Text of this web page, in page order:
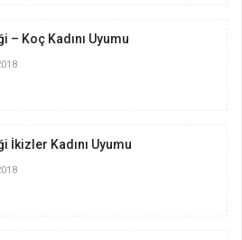
– Koç Kadını Uyumu
İkizler Kadını Uyumu